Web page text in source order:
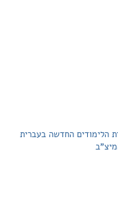
הלימודים החדשה בעברית